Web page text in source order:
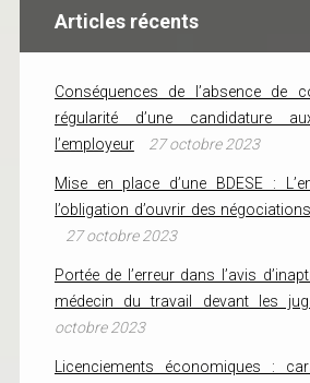
Articles récents
Conséquences de l’absence de
régularité d’une candidature
l’employeur
27 octobre 2023
Mise en place d’une BDESE :
l’obligation d’ouvrir des
27 octobre 2023
Portée de l’erreur dans l’avis
médecin du travail devant les
octobre 2023
Licenciements économiques :